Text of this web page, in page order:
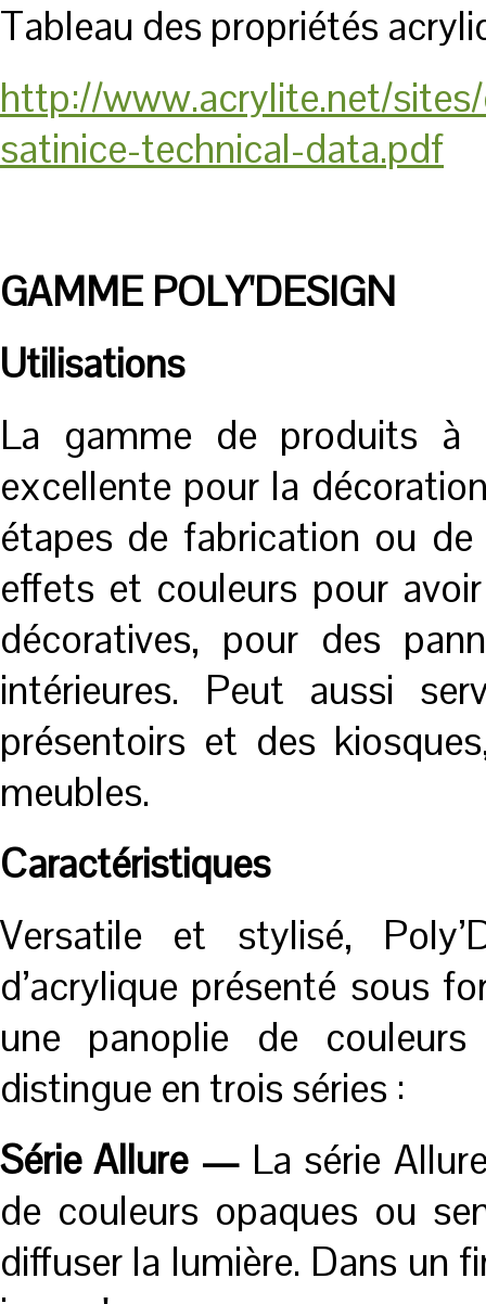
Tableau des propriétés
http://www.acrylite.net/
satinice-technical-data.pdf
GAMME POLY'DESIGN
Utilisations
La gamme de produits à
excellente pour la
étapes de fabrication ou
effets et couleurs pour
décoratives, pour des
intérieures. Peut aussi
présentoirs et des
meubles.
Caractéristiques
Versatile et stylisé,
d’acrylique présenté sous
une panoplie de
distingue en trois séries :
Série Allure — La série
de couleurs opaques ou
diffuser la lumière. Dans un